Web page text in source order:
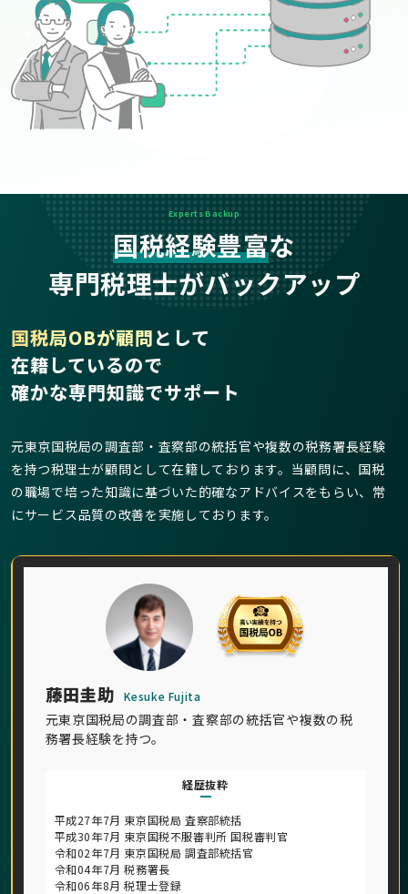
Experts Backup
国税経験豊富な
専門税理士がバックアップ
藤田圭助 Kesuke Fujita
元東京国税局の調査部・査察部の統括官や複数の税
務署長経験を持つ。
経歴抜粋
平成27年7月 東京国税局 査察部統括
平成30年7月 東京国税不服審判所 国税審判官
令和02年7月 東京国税局 調査部統括官
令和04年7月 税務署長
令和06年8月 税理士登録
国税局OBが顧問として
在籍しているので
確かな専門知識でサポート
元東京国税局の調査部・査察部の統括官や複数の税務署長経験
を持つ税理士が顧問として在籍しております。当顧問に、国税
の職場で培った知識に基づいた的確なアドバイスをもらい、常
にサービス品質の改善を実施しております。